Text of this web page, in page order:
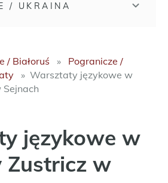
/ UKRAINA
/ Białoruś
Pogranicze /
Warsztaty językowe w
językowe w
Zustricz w